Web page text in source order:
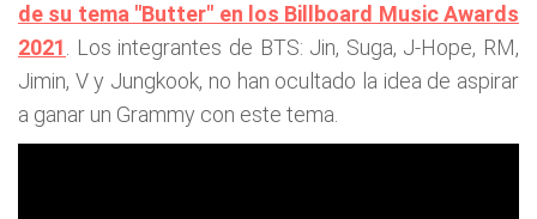
de su tema "Butter" en los Billboard Music Awards
2021
. Los integrantes de BTS: Jin, Suga, J-Hope, RM,
Jimin, V y Jungkook, no han ocultado la idea de aspirar
a ganar un Grammy con este tema.